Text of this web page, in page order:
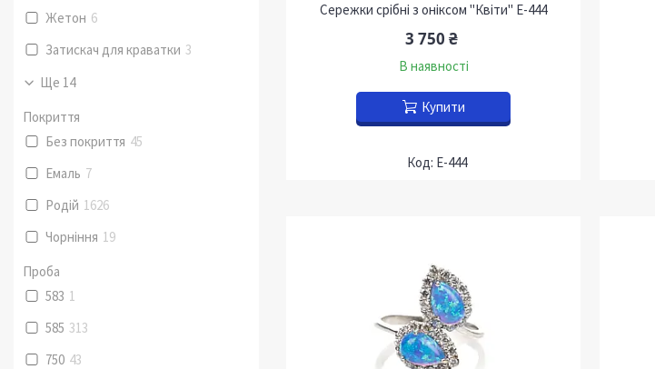
Сережки срібні з оніксом "Квіти" Е-444
3 750 ₴
В наявності
Купити
Е-444
Жетон 6
Затискач для краватки 3
Ще 14
Покриття
Без покриття 45
Емаль 7
Родій 1626
Чорніння 19
Проба
583 1
585 313
750 43